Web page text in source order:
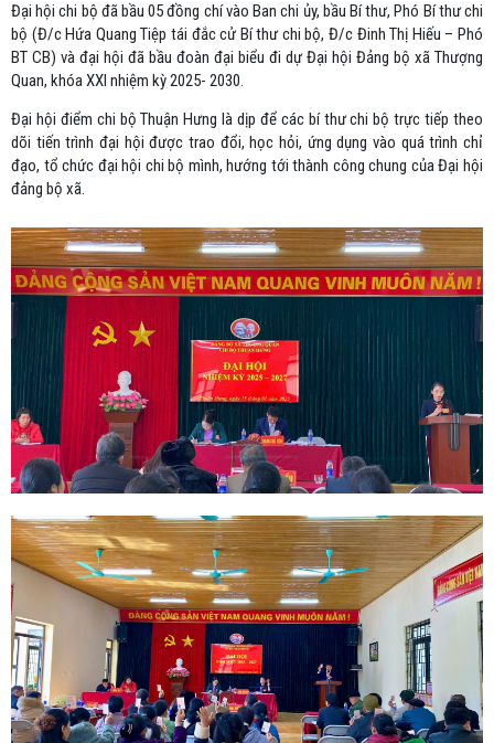
Đại hội chi bộ đã bầu 05 đồng chí vào Ban chi ủy, bầu Bí thư, Phó Bí thư chi
bộ (Đ/c Hứa Quang Tiệp tái đắc cử Bí thư chi bộ, Đ/c Đinh Thị Hiếu – Phó
BT CB) và đại hội đã bầu đoàn đại biểu đi dự Đại hội Đảng bộ xã Thượng
Quan, khóa XXI nhiệm kỳ 2025- 2030.
Đại hội điểm chi bộ Thuận Hưng là dịp để các bí thư chi bộ trực tiếp theo
dõi tiến trình đại hội được trao đổi, học hỏi, ứng dụng vào quá trình chỉ
đạo, tổ chức đại hội chi bộ mình, hướng tới thành công chung của Đại hội
đảng bộ xã.